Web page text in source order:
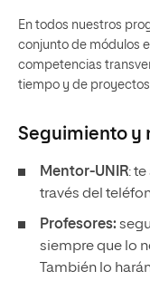
En todos nuestros
conjunto de módulos
competencias
tiempo y de
Seguimiento y
Mentor-UNIR:
través del
Profesores:
siempre que lo
También lo